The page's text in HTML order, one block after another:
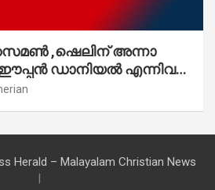
,ഷെലിന് അന്നാ
ഡാനിയൽ എന്നിവർ
Herald – Malayalam Christian News